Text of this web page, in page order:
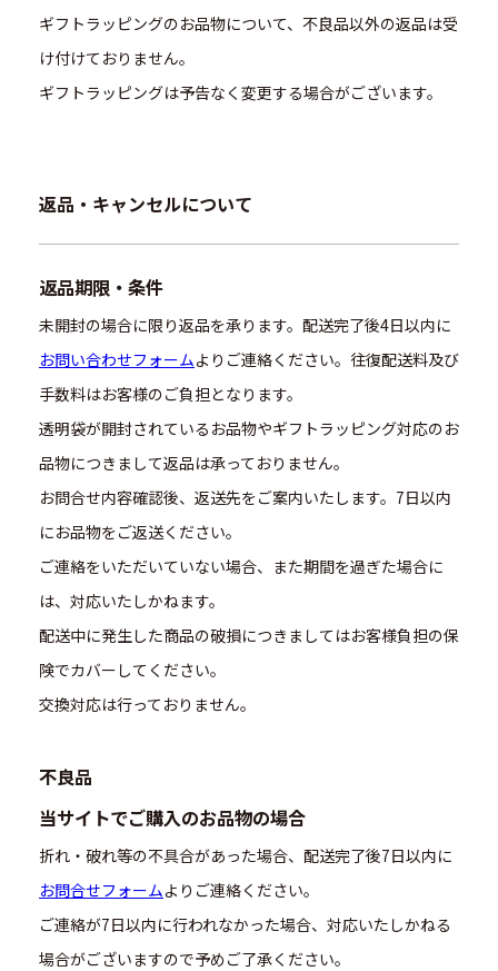
ギフトラッピングのお品物について、不良品以外の返品は受
け付けておりません。
ギフトラッピングは予告なく変更する場合がございます。
返品・キャンセルについて
返品期限・条件
未開封の場合に限り返品を承ります。配送完了後4日以内に
お問い合わせフォームよりご連絡ください。往復配送料及び
手数料はお客様のご負担となります。
透明袋が開封されているお品物やギフトラッピング対応のお
品物につきまして返品は承っておりません。
お問合せ内容確認後、返送先をご案内いたします。7日以内
にお品物をご返送ください。
ご連絡をいただいていない場合、また期間を過ぎた場合に
は、対応いたしかねます。
配送中に発生した商品の破損につきましてはお客様負担の保
険でカバーしてください。
交換対応は行っておりません。
不良品
当サイトでご購入のお品物の場合
折れ・破れ等の不具合があった場合、配送完了後7日以内に
お問合せフォームよりご連絡ください。
ご連絡が7日以内に行われなかった場合、対応いたしかねる
場合がございますので予めご了承ください。